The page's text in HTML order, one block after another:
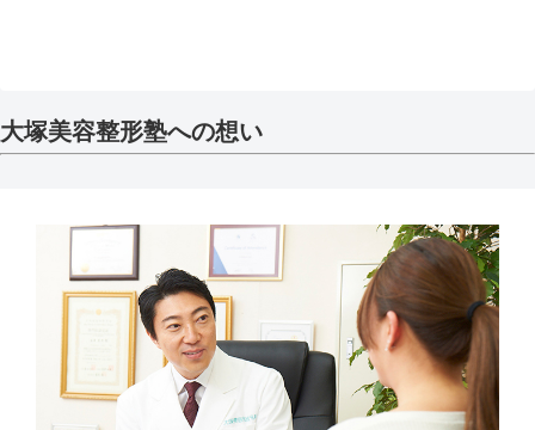
大塚美容整形塾への想い